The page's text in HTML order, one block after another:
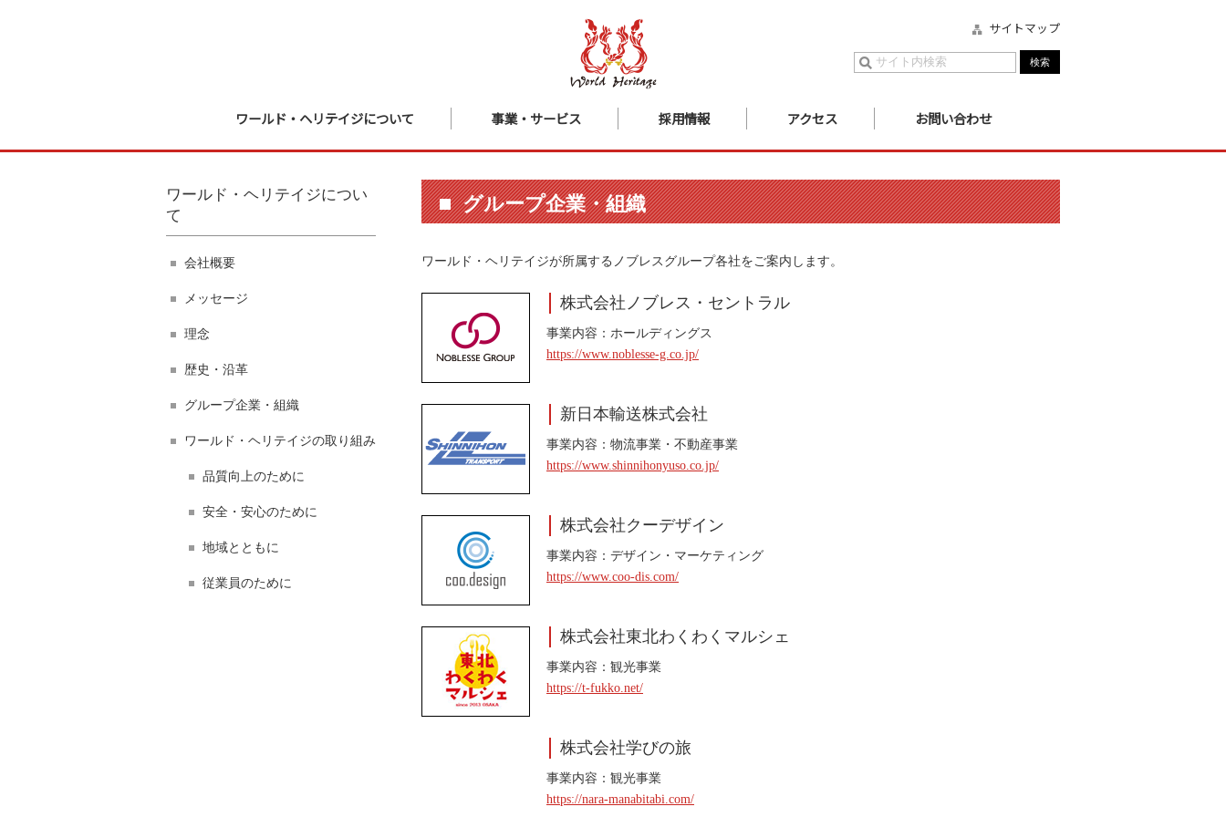
ワールド・ヘリテイジについて 事業・サービス 採用情報 アクセス お問い合わせ
サイトマップ
グループ企業・組織
ワールド・ヘリテイジが所属するノブレスグループ各社をご案内します。
株式会社ノブレス・セントラル
事業内容：ホールディングス
https://www.noblesse-g.co.jp/
新日本輸送株式会社
事業内容： 物流事業・不動産事業
https://www.shinnihonyuso.co.jp/
株式会社クーデザイン
事業内容： デザイン・マーケティング
https://www.coo-dis.com/
株式会社東北わくわくマルシェ
事業内容： 観光事業
https://t-fukko.net/
株式会社学びの旅
事業内容： 観光事業
https://nara-manabitabi.com/
ワールド・ヘリテイジについ
て
会社概要
メッセージ
理念
歴史・沿革
グループ企業・組織
ワールド・ヘリテイジの取り組み
品質向上のために
安全・安心のために
地域とともに
従業員のために